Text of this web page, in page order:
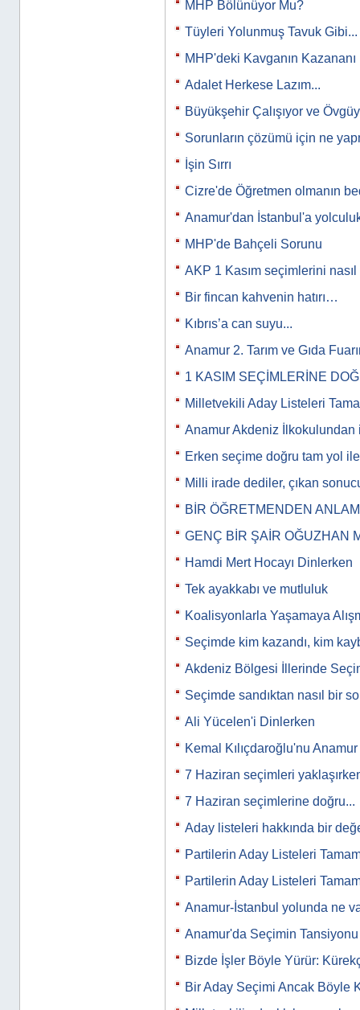
MHP Bölünüyor Mu?
Tüyleri Yolunmuş Tavuk Gibi...
MHP'deki Kavganın
Adalet Herkese Lazım...
Büyükşehir Çalışıyor ve
Sorunların çözümü için ne
İşin Sırrı
Cizre'de Öğretmen olmanın
Anamur'dan İstanbul'a
MHP'de Bahçeli Sorunu
AKP 1 Kasım seçimlerini nasıl
Bir fincan kahvenin hatırı…
Kıbrıs’a can suyu...
Anamur 2. Tarım ve Gıda
1 KASIM SEÇİMLERİNE
Milletvekili Aday Listeleri
Anamur Akdeniz İlkokulundan
Erken seçime doğru tam yol
Milli irade dediler, çıkan
BİR ÖĞRETMENDEN
GENÇ BİR ŞAİR OĞUZHAN
Hamdi Mert Hocayı Dinlerken
Tek ayakkabı ve mutluluk
Koalisyonlarla Yaşamaya
Seçimde kim kazandı, kim
Akdeniz Bölgesi İllerinde
Seçimde sandıktan nasıl bir
Ali Yücelen'i Dinlerken
Kemal Kılıçdaroğlu'nu
7 Haziran seçimleri
7 Haziran seçimlerine doğru...
Aday listeleri hakkında bir
Partilerin Aday Listeleri
Partilerin Aday Listeleri
Anamur-İstanbul yolunda ne
Anamur'da Seçimin
Bizde İşler Böyle Yürür:
Bir Aday Seçimi Ancak Böyle